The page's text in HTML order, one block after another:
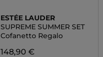
ESTÉE LAUDER
SUPREME SUMMER SET
Cofanetto Regalo
148,90 €